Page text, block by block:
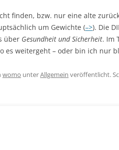
finden, bzw. nur eine alte
um Gewichte (–>). Die
über Gesundheit und Sicherheit. Im
es weitergeht – oder bin ich nur
womo unterAllgemein veröffentlicht.